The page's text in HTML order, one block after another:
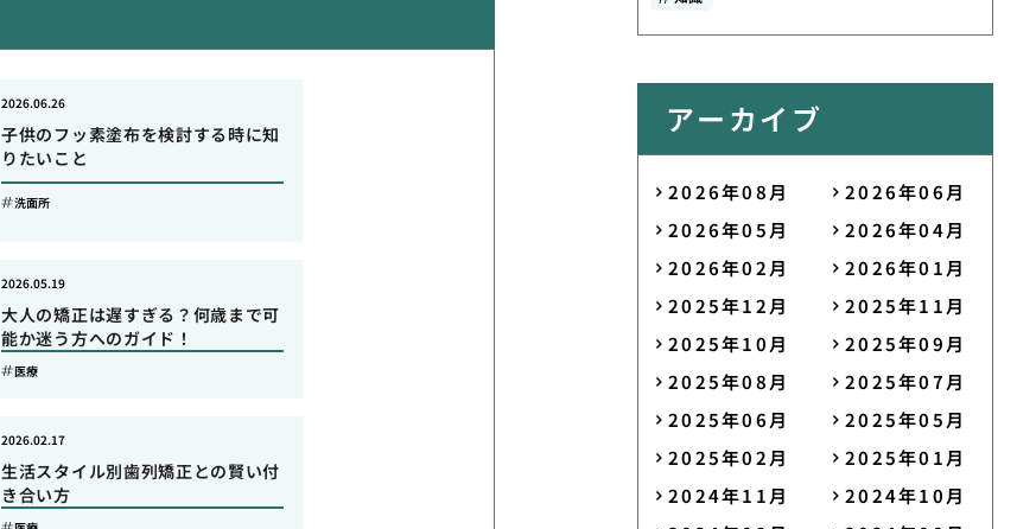
子供のフッ素塗布を検討する時に知
りたいこと
2026.06.26
洗面所
大人の矯正は遅すぎる？何歳まで可
能か迷う方へのガイド！
2026.05.19
医療
生活スタイル別歯列矯正との賢い付
き合い方
2026.02.17
アーカイブ
2026年08月
2026年06月
2026年05月
2026年04月
2026年02月
2026年01月
2025年12月
2025年11月
2025年10月
2025年09月
2025年08月
2025年07月
2025年06月
2025年05月
2025年02月
2025年01月
2024年11月
2024年10月